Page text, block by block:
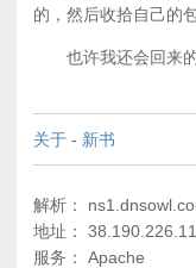
的，然后收拾自己的
也许我还会回来的
关于 - 新书
解析：
地址：
服务： Apache